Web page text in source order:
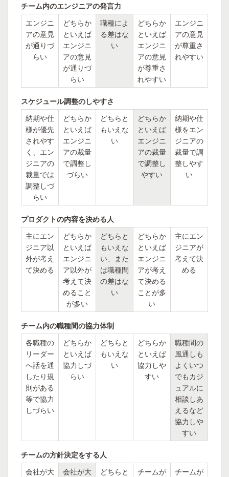
チーム内のエンジニアの発言力
エンジニ
アの意見
が通りづ
らい
どちらか
といえば
エンジニ
アの意見
が通りづ
らい
職種によ
る差はな
い
どちらか
といえば
エンジニ
アの意見
が尊重さ
れやすい
エンジニ
アの意見
が尊重さ
れやすい
スケジュール調整のしやすさ
納期や仕
様が優先
されやす
く、エン
ジニアの
裁量では
調整しづ
らい
どちらか
といえば
エンジニ
アの裁量
で調整し
づらい
どちらと
もいえな
い
どちらか
といえば
エンジニ
アの裁量
で調整し
やすい
納期や仕
様をエン
ジニアの
裁量で調
整しやす
い
プロダクトの内容を決める人
主にエン
ジニア以
外が考え
て決める
どちらか
といえば
エンジニ
ア以外が
考えて決
めること
が多い
どちらと
もいえな
い、また
は職種間
の差はな
い
どちらか
といえば
エンジニ
アが考え
て決める
ことが多
い
主にエン
ジニアが
考えて決
める
チーム内の職種間の協力体制
各職種の
リーダー
へ話を通
したり規
則がある
等で協力
しづらい
どちらか
といえば
協力しづ
らい
どちらと
もいえな
い
どちらか
といえば
協力しや
すい
職種間の
風通しも
よくいつ
でもカジ
ュアルに
相談しあ
えるなど
協力しや
すい
チームの方針決定をする人
会社が大
会社が大
どちらと
チームが
チームが